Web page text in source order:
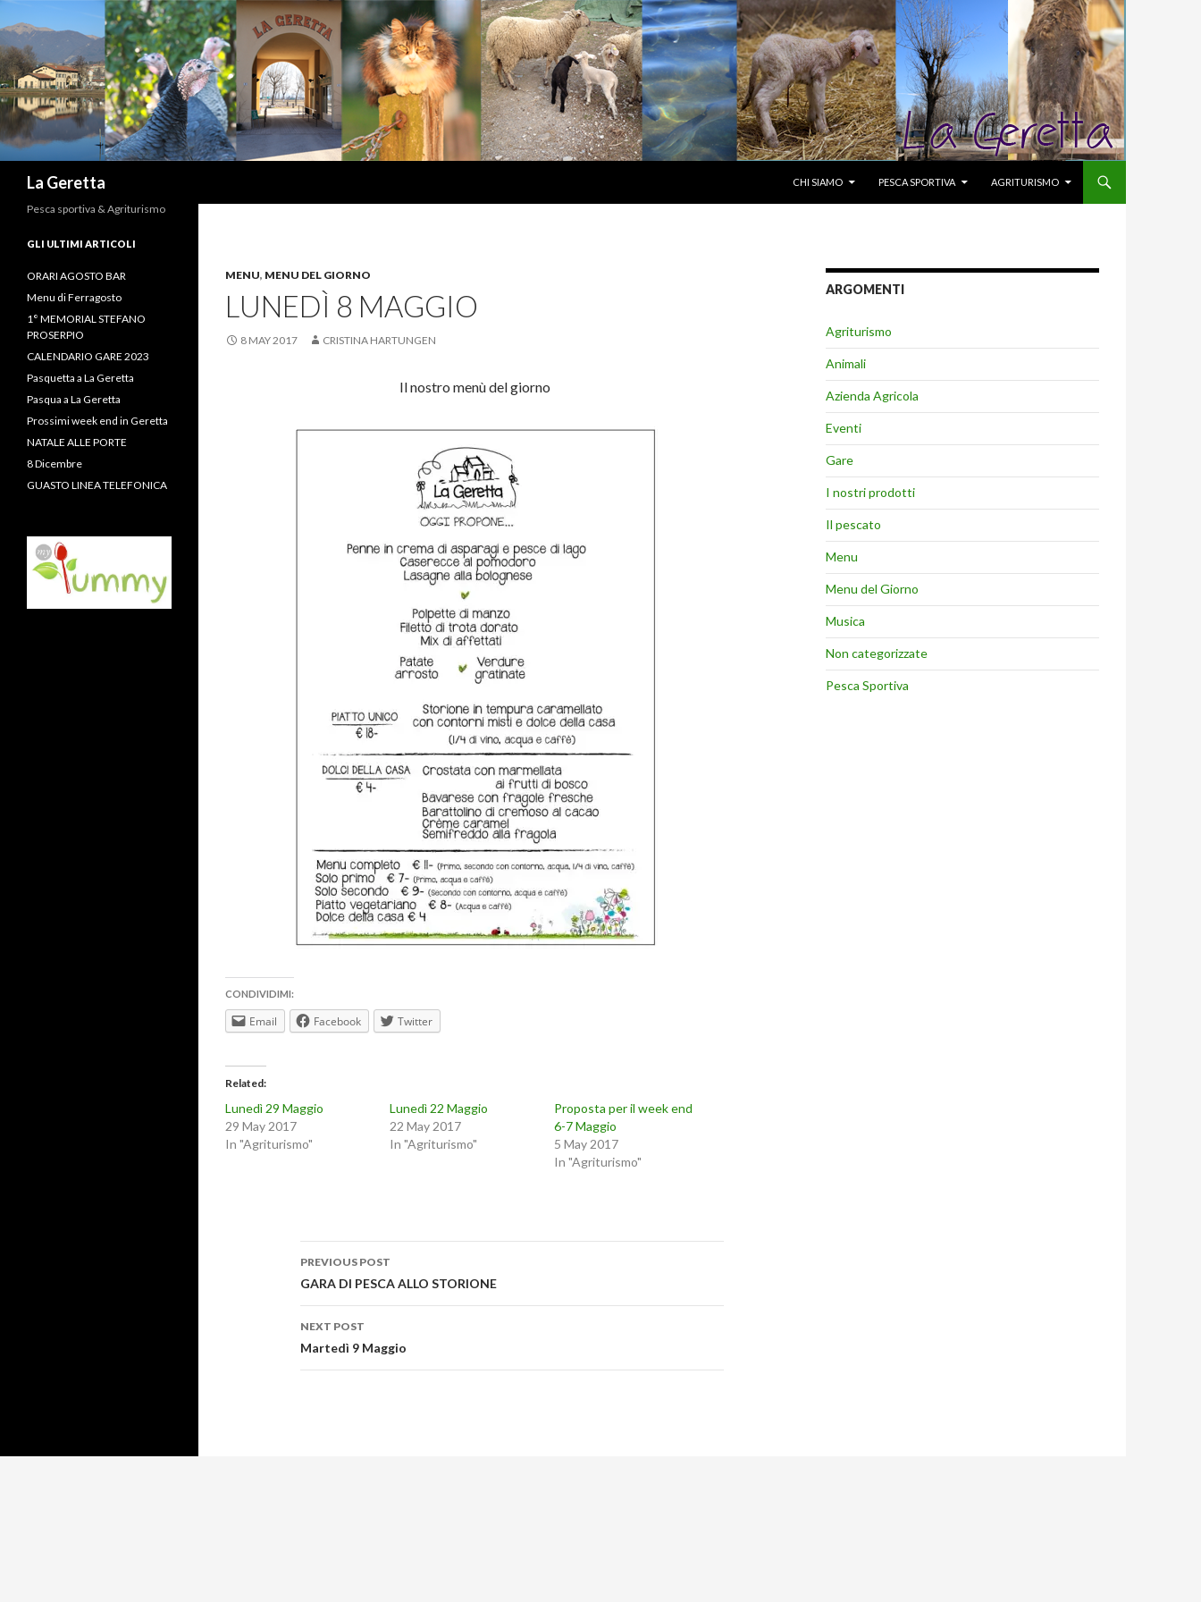
La Geretta
CHI SIAMO
PESCA SPORTIVA AGRITURISMO
MENU, MENU DEL GIORNO
LUNEDÌ 8 MAGGIO
8 MAY 2017 CRISTINA HARTUNGEN
Il nostro menù del giorno
CONDIVIDIMI:
Email Facebook Twitter
Related
Lunedì 29 Maggio
29 May 2017
In "Agriturismo"
Lunedì 22 Maggio
22 May 2017
In "Agriturismo"
Proposta per il week end
6-7 Maggio
5 May 2017
In "Agriturismo"
Post
navigation
PREVIOUS POST
GARA DI PESCA ALLO STORIONE
NEXT POST
Martedì 9 Maggio
ARGOMENTI
Agriturismo
Animali
Azienda Agricola
Eventi
Gare
I nostri prodotti
Il pescato
Menu
Menu del Giorno
Musica
Non categorizzate
Pesca Sportiva
Pesca sportiva & Agriturismo
GLI ULTIMI ARTICOLI
ORARI AGOSTO BAR
Menu di Ferragosto
1° MEMORIAL STEFANO
PROSERPIO
CALENDARIO GARE 2023
Pasquetta a La Geretta
Pasqua a La Geretta
Prossimi week end in Geretta
NATALE ALLE PORTE
8 Dicembre
GUASTO LINEA TELEFONICA